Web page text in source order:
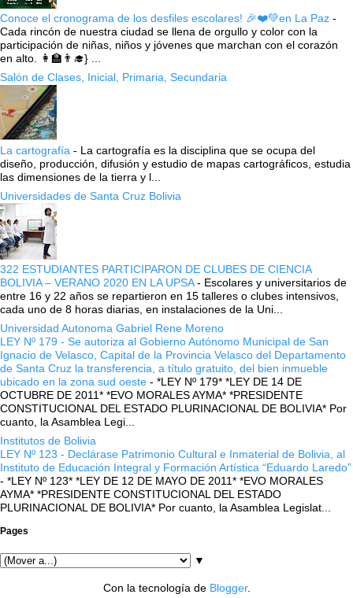
Conoce el cronograma de los desfiles escolares! 🎉❤️💚en La Paz -
Cada rincón de nuestra ciudad se llena de orgullo y color con la
participación de niñas, niños y jóvenes que marchan con el corazón
en alto. 👩‍🏫👨‍🎓} ...
Salón de Clases, Inicial, Primaria, Secundaria
La cartografía - La cartografía es la disciplina que se ocupa del
diseño, producción, difusión y estudio de mapas cartográficos, estudia
las dimensiones de la tierra y l...
Universidades de Santa Cruz Bolivia
322 ESTUDIANTES PARTICIPARON DE CLUBES DE CIENCIA
BOLIVIA – VERANO 2020 EN LA UPSA- Escolares y universitarios de
entre 16 y 22 años se repartieron en 15 talleres o clubes intensivos,
cada uno de 8 horas diarias, en instalaciones de la Uni...
Universidad Autonoma Gabriel Rene Moreno
LEY Nº 179 - Se autoriza al Gobierno Autónomo Municipal de San
Ignacio de Velasco, Capital de la Provincia Velasco del Departamento
de Santa Cruz la transferencia, a título gratuito, del bien inmueble
ubicado en la zona sud oeste - *LEY Nº 179* *LEY DE 14 DE
OCTUBRE DE 2011* *EVO MORALES AYMA* *PRESIDENTE
CONSTITUCIONAL DEL ESTADO PLURINACIONAL DE BOLIVIA* Por
cuanto, la Asamblea Legi...
Institutos de Bolivia
LEY Nº 123 - Declárase Patrimonio Cultural e Inmaterial de Bolivia, al
Instituto de Educación Integral y Formación Artística “Eduardo Laredo”
- *LEY Nº 123* *LEY DE 12 DE MAYO DE 2011* *EVO MORALES
AYMA* *PRESIDENTE CONSTITUCIONAL DEL ESTADO
PLURINACIONAL DE BOLIVIA* Por cuanto, la Asamblea Legislat...
Pages
▼
Con la tecnología de Blogger.